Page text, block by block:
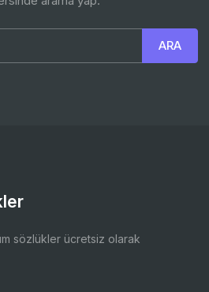
sözlükler ücretsiz olarak